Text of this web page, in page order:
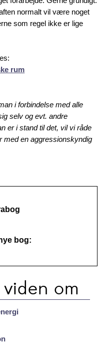
normalt vil være noget
som regel ikke er lige
rum
i forbindelse med alle
selv og evt. andre
er i stand til det, vil vi råde
med en aggressionskyndig
bog:
om